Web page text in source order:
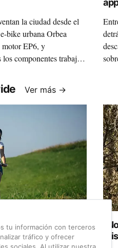
la ciudad desde el
bike urbana Orbea
EP6, y
componentes trabajan
Ver más →
ventana durante
tu información con terceros
tráfico y ofrecer